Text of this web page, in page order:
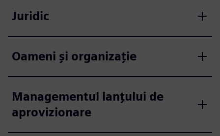
Juridic
Oameni și organizație
Managementul lanțului de
aprovizionare